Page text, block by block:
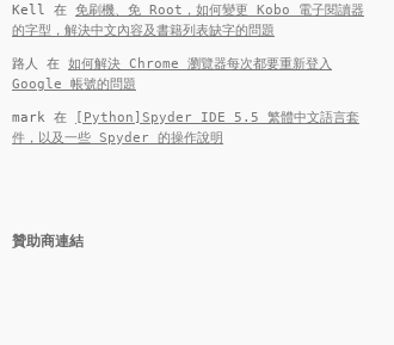
Kell 在 免刷機、免 Root，如何變更 Kobo 電子閱讀器
的字型，解決中文內容及書籍列表缺字的問題
路人 在 如何解決 Chrome 瀏覽器每次都要重新登入
Google 帳號的問題
mark 在
[Python]Spyder IDE 5.5 繁體中文語言套
件，以及一些 Spyder 的操作說明
贊助商連結